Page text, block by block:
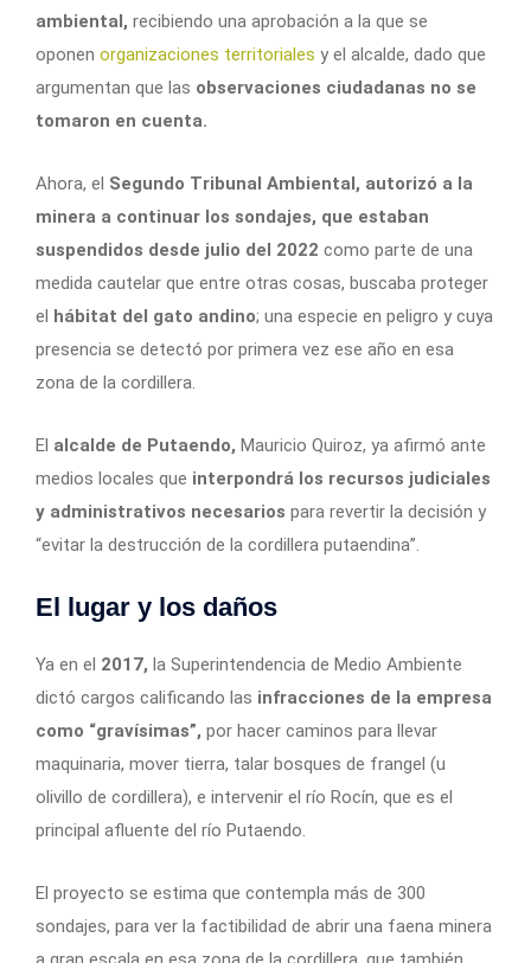
ambiental, recibiendo una aprobación a la que se
oponen organizaciones territoriales y el alcalde, dado que
argumentan que las observaciones ciudadanas no se
tomaron en cuenta.
Ahora, el Segundo Tribunal Ambiental, autorizó a la
minera a continuar los sondajes, que estaban
suspendidos desde julio del 2022 como parte de una
medida cautelar que entre otras cosas, buscaba proteger
el hábitat del gato andino; una especie en peligro y cuya
presencia se detectó por primera vez ese año en esa
zona de la cordillera.
El alcalde de Putaendo, Mauricio Quiroz, ya afirmó ante
medios locales que interpondrá los recursos judiciales
y administrativos necesarios para revertir la decisión y
“evitar la destrucción de la cordillera putaendina”.
El lugar y los daños
Ya en el 2017, la Superintendencia de Medio Ambiente
dictó cargos calificando las infracciones de la empresa
como “gravísimas”, por hacer caminos para llevar
maquinaria, mover tierra, talar bosques de frangel (u
olivillo de cordillera), e intervenir el río Rocín, que es el
principal afluente del río Putaendo.
El proyecto se estima que contempla más de 300
sondajes, para ver la factibilidad de abrir una faena minera